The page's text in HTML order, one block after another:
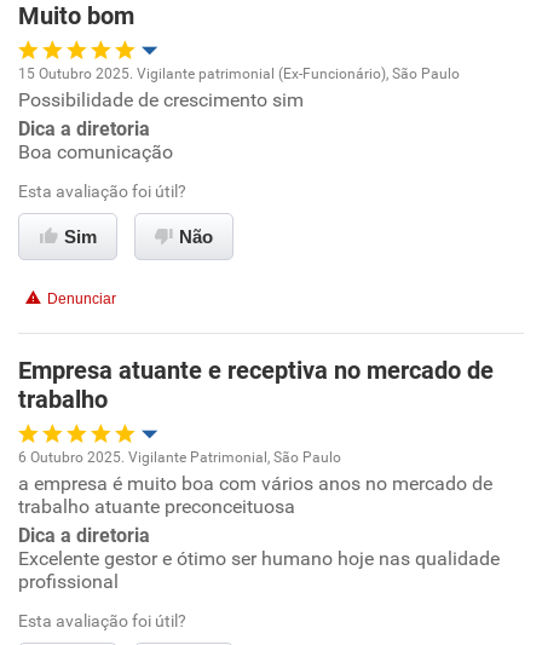
Muito bom
Oportunidade de promoção
Ambiente de trabalho
Conciliação com a vida familiar
Recomenda a diretoria
15 Outubro 2025. Vigilante patrimonial (Ex-Funcionário), São Paulo
Possibilidade de crescimento sim
Dica a diretoria
Boa comunicação
Esta avaliação foi útil?
Sim Não
Denunciar
Empresa atuante e receptiva no mercado de
trabalho
Oportunidade de promoção
Ambiente de trabalho
6 Outubro 2025. Vigilante Patrimonial, São Paulo
a empresa é muito boa com vários anos no mercado de
trabalho atuante preconceituosa
Dica a diretoria
Excelente gestor e ótimo ser humano hoje nas qualidade
profissional
Esta avaliação foi útil?